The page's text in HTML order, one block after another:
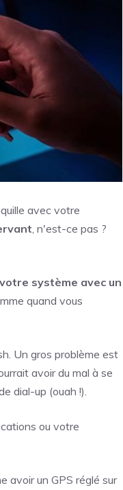
avec votre
, n'est-ce pas ?
système avec un
quand vous
Un gros problème est
avoir du mal à se
dial-up (ouah !).
ou votre
avoir un GPS réglé sur